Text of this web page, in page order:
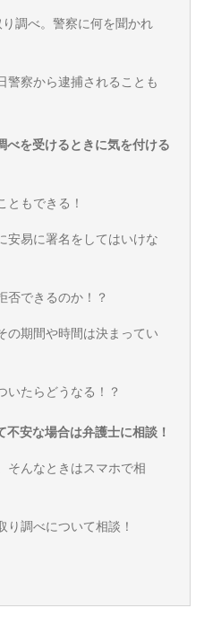
調べ。警察に何を聞かれ
警察から逮捕されることも
べを受けるときに気を付ける
ともできる！
安易に署名をしてはいけな
否できるのか！？
の期間や時間は決まってい
いたらどうなる！？
安な場合は弁護士に相談！
そんなときはスマホで相
り調べについて相談！